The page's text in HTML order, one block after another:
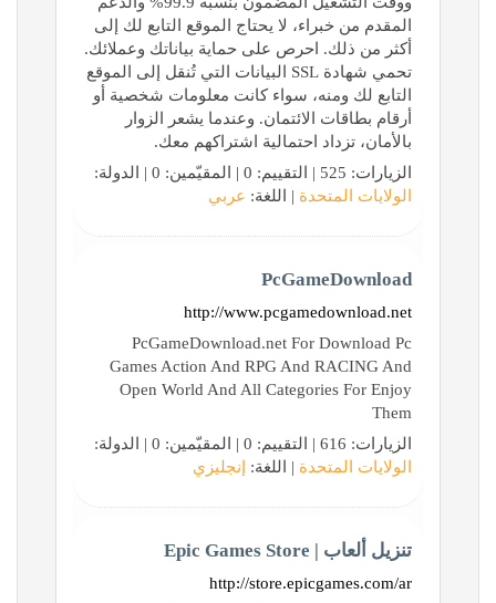
المقدم من خبراء، لا يحتاج الموقع التابع لك إلى
أكثر من ذلك. احرص على حماية بياناتك وعملائك.
تحمي شهادة SSL البيانات التي تُنقل إلى الموقع
التابع لك ومنه، سواء كانت معلومات شخصية أو
أرقام بطاقات الائتمان. وعندما يشعر الزوار
بالأمان، تزداد احتمالية اشتراكهم معك.
الزيارات: 525 | التقييم: 0 | المقيّمين: 0 | الدولة:
الولايات المتحدة | اللغة: عربي
PcGameDownload
http://www.pcgamedownload.net
PcGameDownload.net For Download Pc
Games Action And RPG And RACING And
Open World And All Categories For Enjoy
Them
الزيارات: 616 | التقييم: 0 | المقيّمين: 0 | الدولة:
الولايات المتحدة | اللغة: إنجليزي
تنزيل ألعاب | Epic Games Store
http://store.epicgames.com/ar